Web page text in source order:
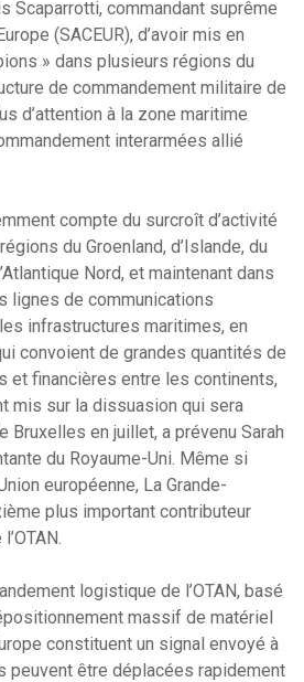
Scaparrotti, commandant suprême
(SACEUR), d’avoir mis en
» dans plusieurs régions du
de commandement militaire de
d’attention à la zone maritime
interarmées allié
compte du surcroît d’activité
du Groenland, d’Islande, du
Nord, et maintenant dans
lignes de communications
infrastructures maritimes, en
convoient de grandes quantités de
et financières entre les continents,
mis sur la dissuasion qui sera
Bruxelles en juillet, a prévenu Sarah
du Royaume-Uni. Même si
européenne, La Grande-
plus important contributeur
logistique de l’OTAN, basé
massif de matériel
constituent un signal envoyé à
peuvent être déplacées rapidement